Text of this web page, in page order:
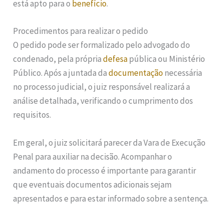
está apto para o benefício.
Procedimentos para realizar o pedido
O pedido pode ser formalizado pelo advogado do
condenado, pela própriadefesapública ou Ministério
Público. Após a juntada dadocumentaçãonecessária
no processo judicial, o juiz responsável realizará a
análise detalhada, verificando o cumprimento dos
requisitos.
Em geral, o juiz solicitará parecer da Vara de Execução
Penal para auxiliar na decisão. Acompanhar o
andamento do processo é importante para garantir
que eventuais documentos adicionais sejam
apresentados e para estar informado sobre a sentença.